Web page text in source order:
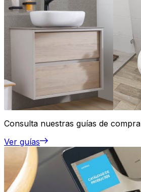
Consulta nuestras guías de compra
Ver guías